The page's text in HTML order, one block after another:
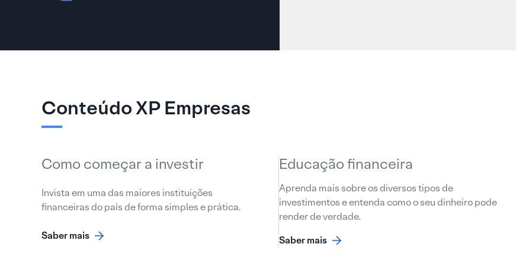
Conteúdo XP Empresas
Como começar a investir
Invista em uma das maiores instituições
financeiras do país de forma simples e prática.
Saber mais
Educação financeira
Aprenda mais sobre os diversos tipos de
investimentos e entenda como o seu dinheiro pode
render de verdade.
Saber mais